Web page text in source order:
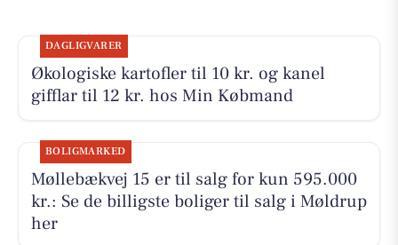
DAGLIGVARER
Økologiske kartofler til 10 kr. og kanel
gifflar til 12 kr. hos Min Købmand
BOLIGMARKED
Møllebækvej 15 er til salg for kun 595.000
kr.: Se de billigste boliger til salg i Møldrup
her